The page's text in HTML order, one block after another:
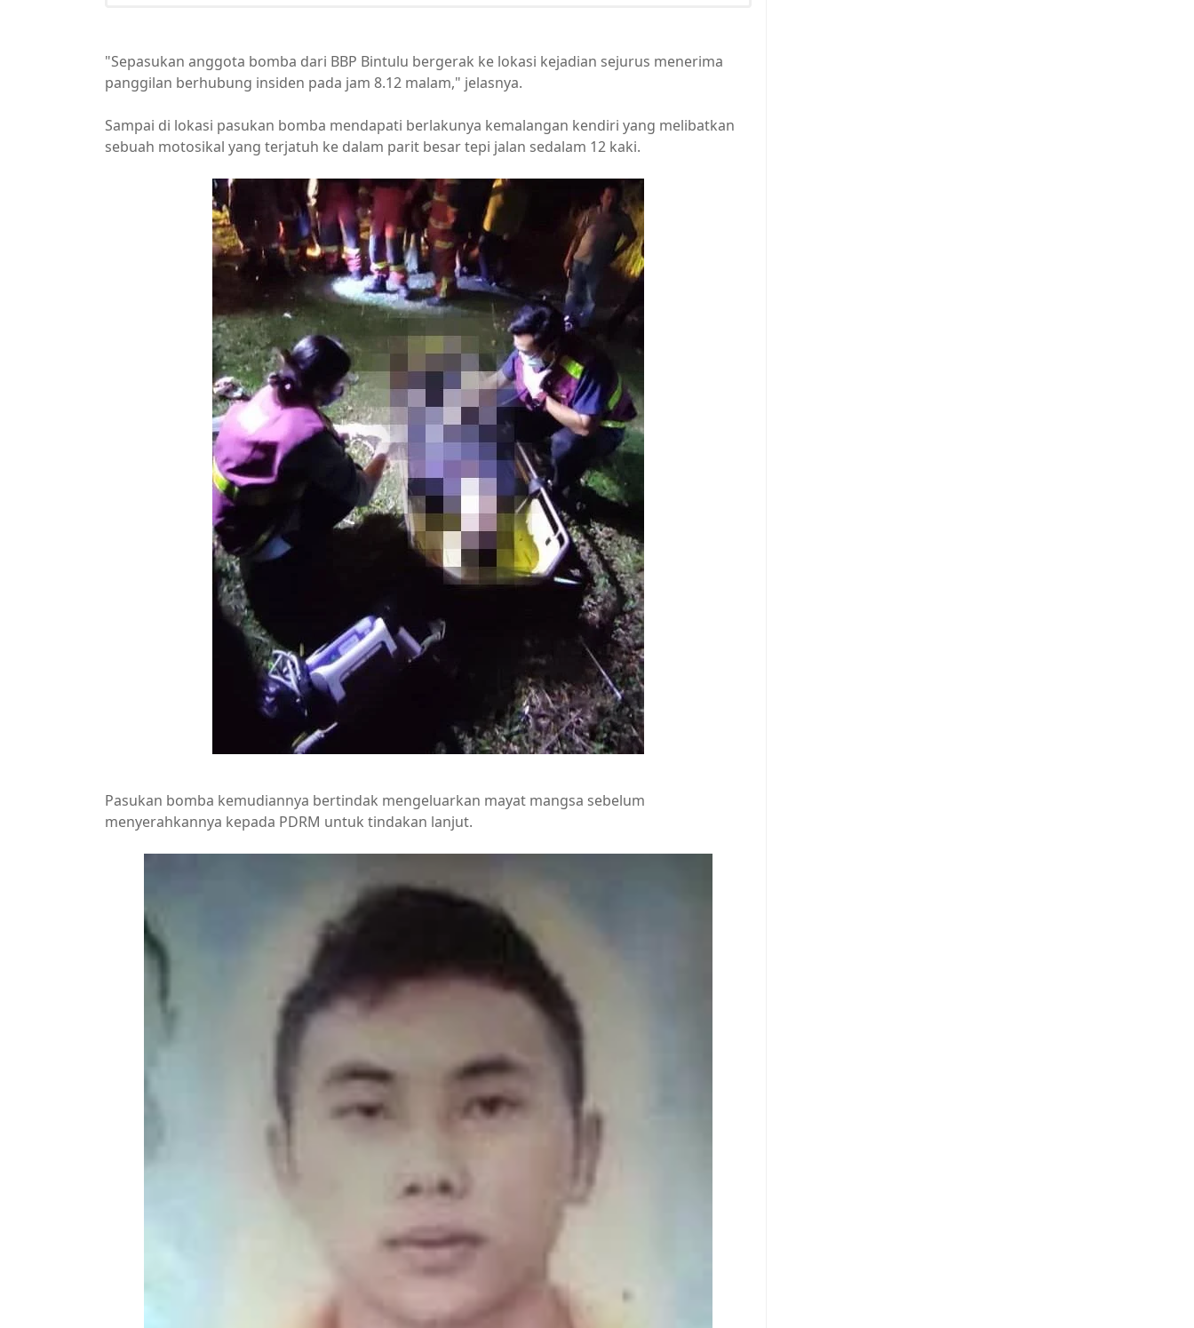
"Sepasukan anggota bomba dari BBP Bintulu bergerak ke lokasi kejadian sejurus menerima
panggilan berhubung insiden pada jam 8.12 malam," jelasnya.
Sampai di lokasi pasukan bomba mendapati berlakunya kemalangan kendiri yang melibatkan
sebuah motosikal yang terjatuh ke dalam parit besar tepi jalan sedalam 12 kaki.
Pasukan bomba kemudiannya bertindak mengeluarkan mayat mangsa sebelum
menyerahkannya kepada PDRM untuk tindakan lanjut.